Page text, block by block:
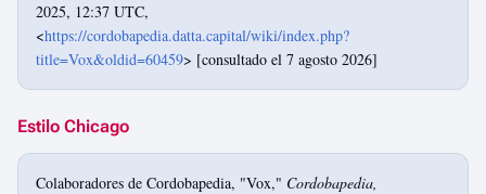
2025, 12:37 UTC,
<https://cordobapedia.datta.capital/wiki/index.php?
title=Vox&oldid=60459> [consultado el 7 agosto 2026]
Estilo Chicago
Colaboradores de Cordobapedia, "Vox," Cordobapedia,